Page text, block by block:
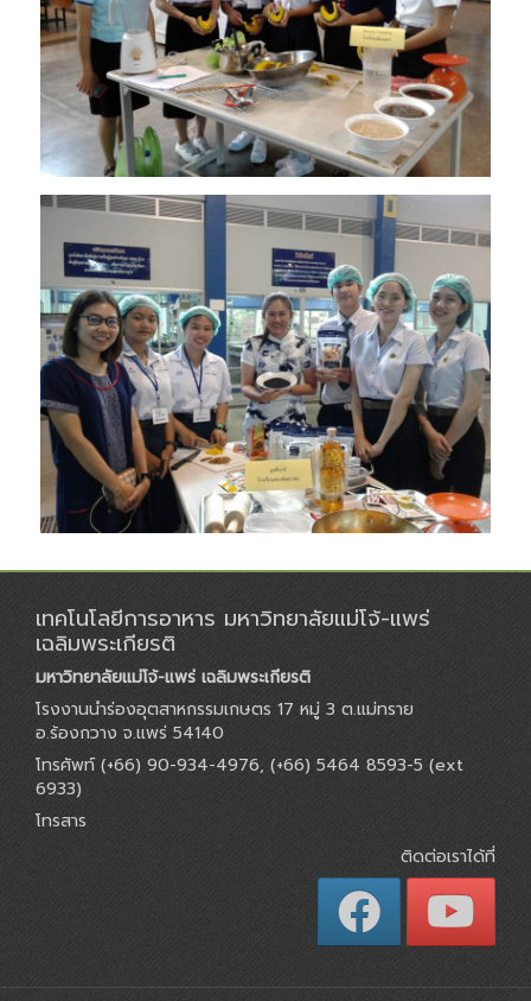
เทคโนโลยีการอาหาร มหาวิทยาลัยแม่โจ้-แพร่
เฉลิมพระเกียรติ
มหาวิทยาลัยแม่โจ้-แพร่ เฉลิมพระเกียรติ
โรงงานนำร่องอุตสาหกรรมเกษตร 17 หมู่ 3 ต.แม่ทราย
อ.ร้องกวาง จ.แพร่ 54140
โทรศัพท์ (+66) 90-934-4976, (+66) 5464 8593-5 (ext
6933)
โทรสาร
ติดต่อเราได้ที่